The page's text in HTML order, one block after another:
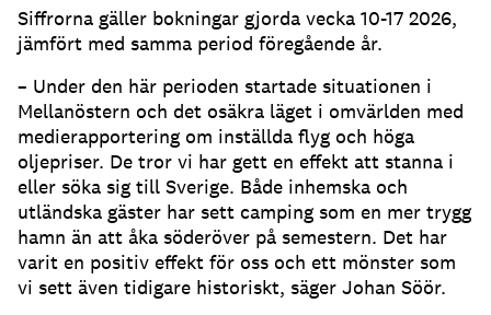
Siffrorna gäller bokningar gjorda vecka 10-17 2026,
jämfört med samma period föregående år.
– Under den här perioden startade situationen i
Mellanöstern och det osäkra läget i omvärlden med
medierapportering om inställda flyg och höga
oljepriser. De tror vi har gett en effekt att stanna i
eller söka sig till Sverige. Både inhemska och
utländska gäster har sett camping som en mer trygg
hamn än att åka söderöver på semestern. Det har
varit en positiv effekt för oss och ett mönster som
vi sett även tidigare historiskt, säger Johan Söör.